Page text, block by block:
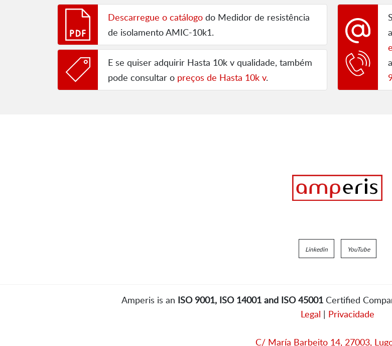
Descarregue o catálogo do Medidor de resistência
de isolamento AMIC-10k1.
E se quiser adquirir Hasta 10k v qualidade, também
pode consultar o preços de Hasta 10k v.
Linkedin YouTube
Amperis is an ISO 9001, ISO 14001 and ISO 45001 Certified
Legal | Privacidade
C/ María Barbeito 14, 27003,